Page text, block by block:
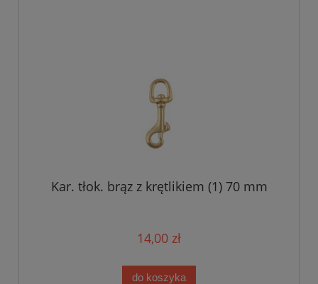
Kar. tłok. brąz z krętlikiem (1) 70 mm
14,00 zł
do koszyka